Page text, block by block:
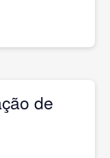
de